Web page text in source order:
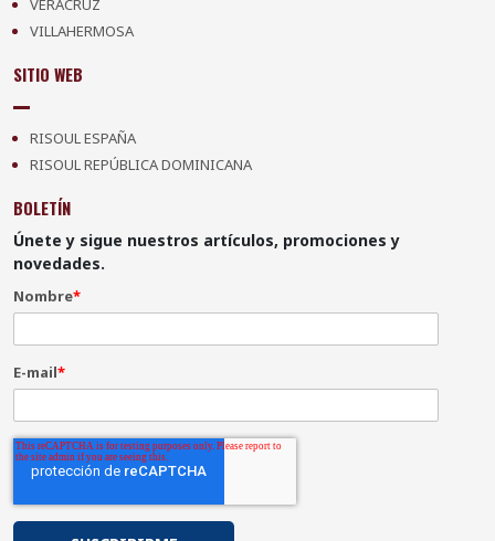
VERACRUZ
VILLAHERMOSA
SITIO WEB
RISOUL ESPAÑA
RISOUL REPÚBLICA DOMINICANA
BOLETÍN
Únete y sigue nuestros artículos, promociones y
novedades.
Nombre*
E-mail*